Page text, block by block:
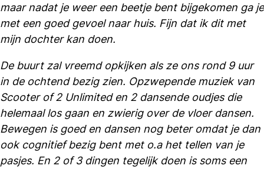
maar nadat je weer een beetje bent bijgekomen ga je
met een goed gevoel naar huis. Fijn dat ik dit met
mijn dochter kan doen.
De buurt zal vreemd opkijken als ze ons rond 9 uur
in de ochtend bezig zien. Opzwepende muziek van
Scooter of 2 Unlimited en 2 dansende oudjes die
helemaal los gaan en zwierig over de vloer dansen.
Bewegen is goed en dansen nog beter omdat je dan
ook cognitief bezig bent met o.a het tellen van je
pasjes. En 2 of 3 dingen tegelijk doen is soms een